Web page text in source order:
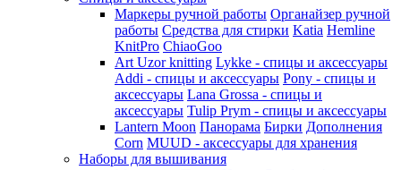
Маркеры ручной работы Органайзер ручной
работы Средства для стирки Katia Hemline
KnitPro ChiaoGoo
Art Uzor knitting Lykke - спицы и аксессуары
Addi - спицы и аксессуары Pony - спицы и
аксессуары Lana Grossa - спицы и
аксессуары Tulip Prym - спицы и аксессуары
Lantern Moon Панорама Бирки Дополнения
Corn MUUD - аксессуары для хранения
Наборы для вышивания